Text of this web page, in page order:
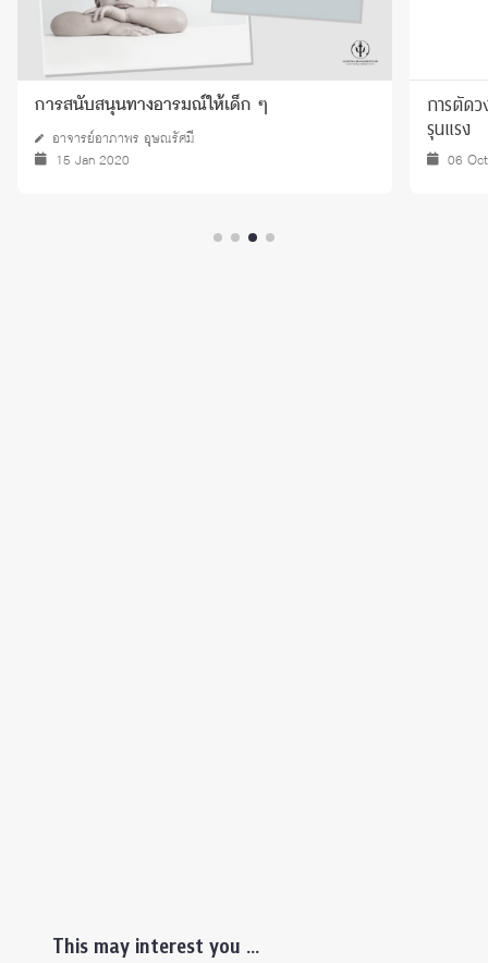
การสนับสนุนทางอารมณ์ให้เด็ก ๆ
อาจารย์อาภาพร อุษณรัศมี
15 Jan 2020
การตัด
รุนแรง
06
This may interest you ...